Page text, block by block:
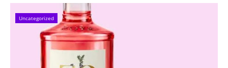
Uncategorized